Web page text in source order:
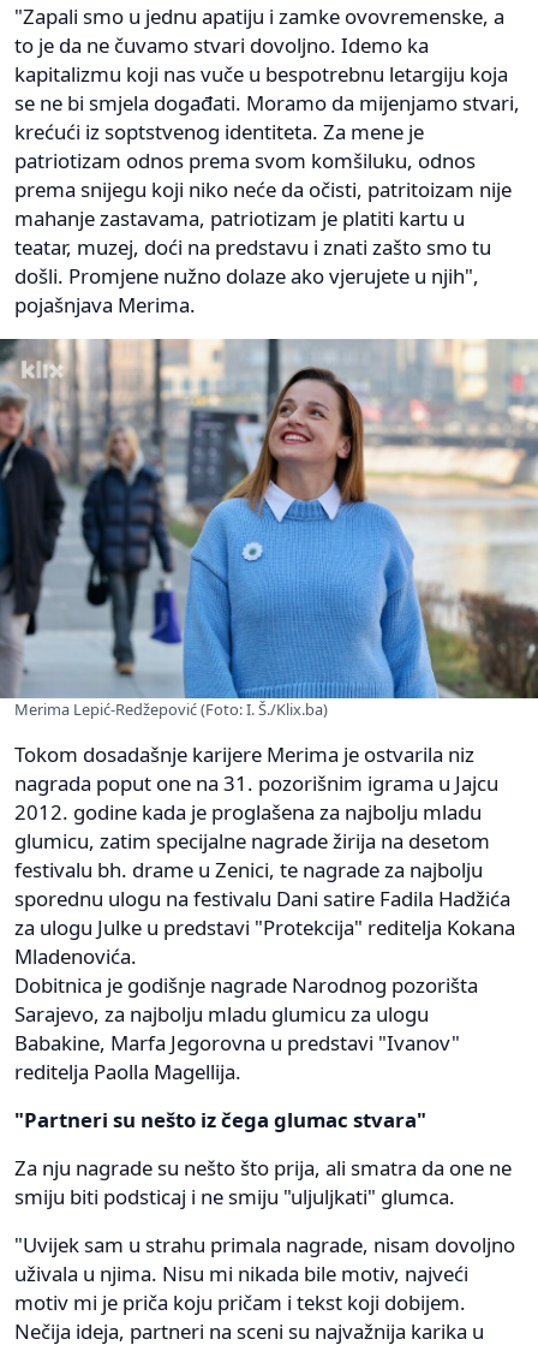
"Zapali smo u jednu apatiju i zamke ovovremenske, a
to je da ne čuvamo stvari dovoljno. Idemo ka
kapitalizmu koji nas vuče u bespotrebnu letargiju koja
se ne bi smjela događati. Moramo da mijenjamo stvari,
krećući iz soptstvenog identiteta. Za mene je
patriotizam odnos prema svom komšiluku, odnos
prema snijegu koji niko neće da očisti, patritoizam nije
mahanje zastavama, patriotizam je platiti kartu u
teatar, muzej, doći na predstavu i znati zašto smo tu
došli. Promjene nužno dolaze ako vjerujete u njih",
pojašnjava Merima.
Merima Lepić-Redžepović (Foto: I. Š./Klix.ba)
Tokom dosadašnje karijere Merima je ostvarila niz
nagrada poput one na 31. pozorišnim igrama u Jajcu
2012. godine kada je proglašena za najbolju mladu
glumicu, zatim specijalne nagrade žirija na desetom
festivalu bh. drame u Zenici, te nagrade za najbolju
sporednu ulogu na festivalu Dani satire Fadila Hadžića
za ulogu Julke u predstavi "Protekcija" reditelja Kokana
Mladenovića.
Dobitnica je godišnje nagrade Narodnog pozorišta
Sarajevo, za najbolju mladu glumicu za ulogu
Babakine, Marfa Jegorovna u predstavi "Ivanov"
reditelja Paolla Magellija.
"Partneri su nešto iz čega glumac stvara"
Za nju nagrade su nešto što prija, ali smatra da one ne
smiju biti podsticaj i ne smiju "uljuljkati" glumca.
"Uvijek sam u strahu primala nagrade, nisam dovoljno
uživala u njima. Nisu mi nikada bile motiv, najveći
motiv mi je priča koju pričam i tekst koji dobijem.
Nečija ideja, partneri na sceni su najvažnija karika u